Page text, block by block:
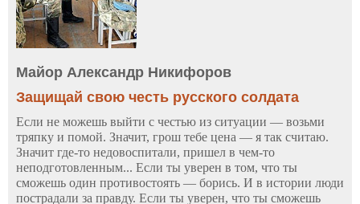
Майор Александр Никифоров
Защищай свою честь русского солдата
Если не можешь выйти с честью из ситуации — возьми
тряпку и помой. Значит, грош тебе цена — я так считаю.
Значит где-то недовоспитали, пришел в чем-то
неподготовленным... Если ты уверен в том, что ты
сможешь один противостоять — борись. И в истории люди
пострадали за правду. Если ты уверен, что ты сможешь